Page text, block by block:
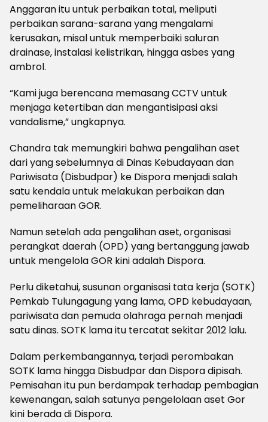
Anggaran itu untuk perbaikan total, meliputi
perbaikan sarana-sarana yang mengalami
kerusakan, misal untuk memperbaiki saluran
drainase, instalasi kelistrikan, hingga asbes yang
ambrol.
“Kami juga berencana memasang CCTV untuk
menjaga ketertiban dan mengantisipasi aksi
vandalisme,” ungkapnya.
Chandra tak memungkiri bahwa pengalihan aset
dari yang sebelumnya di Dinas Kebudayaan dan
Pariwisata (Disbudpar) ke Dispora menjadi salah
satu kendala untuk melakukan perbaikan dan
pemeliharaan GOR.
Namun setelah ada pengalihan aset, organisasi
perangkat daerah (OPD) yang bertanggung jawab
untuk mengelola GOR kini adalah Dispora.
Perlu diketahui, susunan organisasi tata kerja (SOTK)
Pemkab Tulungagung yang lama, OPD kebudayaan,
pariwisata dan pemuda olahraga pernah menjadi
satu dinas. SOTK lama itu tercatat sekitar 2012 lalu.
Dalam perkembangannya, terjadi perombakan
SOTK lama hingga Disbudpar dan Dispora dipisah.
Pemisahan itu pun berdampak terhadap pembagian
kewenangan, salah satunya pengelolaan aset Gor
kini berada di Dispora.